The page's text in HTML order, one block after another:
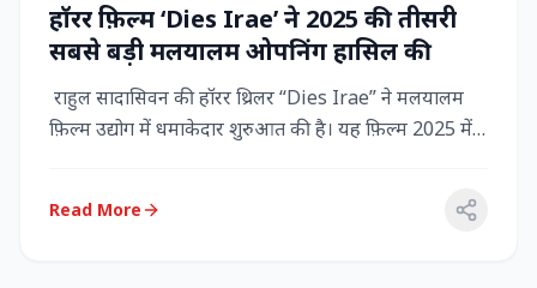
हॉरर फ़िल्म ‘Dies Irae’ ने 2025 की तीसरी
सबसे बड़ी मलयालम ओपनिंग हासिल की
राहुल सादासिवन की हॉरर थ्रिलर “Dies Irae” ने मलयालम
फ़िल्म उद्योग में धमाकेदार शुरुआत की है। यह फ़िल्म 2025 में
Read More